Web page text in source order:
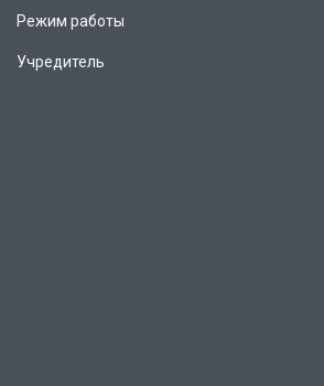
Режим работы
Учредитель